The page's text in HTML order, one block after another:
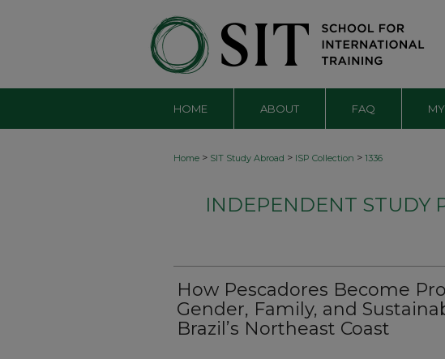
HOME ABOUT FAQ
Home > SIT Study Abroad > ISP Collection > 1336
INDEPENDENT STUDY
How Pescadores Become
Gender, Family, and
Brazil’s Northeast Coast